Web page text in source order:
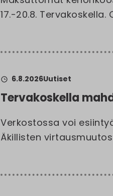
17.-20.8.
6.8.2026Uutiset
Tervakoskella
Verkostossa voi
Äkillisten